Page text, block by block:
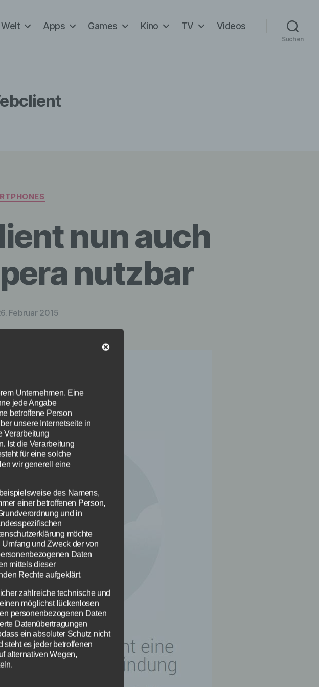
Apps Games Kino TV Videos
Suchen
nun auch
nutzbar
Februar 2015
Unternehmen. Eine
jede Angabe
betroffene Person
unsere Internetseite in
Verarbeitung
Ist die Verarbeitung
für eine solche
wir generell eine
des Namens,
einer betroffenen Person,
und in
möchte
und Zweck der von
Daten
mittels dieser
Rechte aufgeklärt.
zahlreiche technische und
möglichst lückenlosen
personenbezogenen Daten
Datenübertragungen
ein absoluter Schutz nicht
steht es jeder betroffenen
alternativen Wegen,